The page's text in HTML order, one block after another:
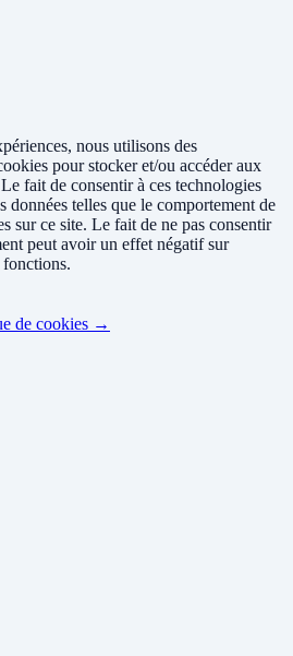
nous utilisons des
pour stocker et/ou accéder aux
fait de consentir à ces technologies
données telles que le comportement de
sur ce site. Le fait de ne pas consentir
peut avoir un effet négatif sur
fonctions.
de cookies →